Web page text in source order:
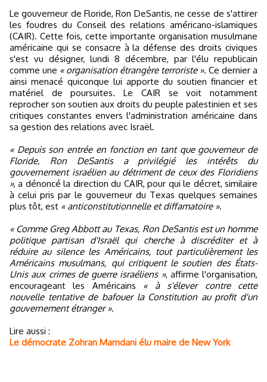
Le gouverneur de Floride, Ron DeSantis, ne cesse de s'attirer
les foudres du Conseil des relations américano-islamiques
(CAIR). Cette fois, cette importante organisation musulmane
américaine qui se consacre à la défense des droits civiques
s'est vu désigner, lundi 8 décembre, par l'élu republicain
comme une « organisation étrangère terroriste ». Ce dernier a
ainsi menacé quiconque lui apporte du soutien financier et
matériel de poursuites. Le CAIR se voit notamment
reprocher son soutien aux droits du peuple palestinien et ses
critiques constantes envers l'administration américaine dans
sa gestion des relations avec Israël.
« Depuis son entrée en fonction en tant que gouverneur de
Floride, Ron DeSantis a privilégié les intérêts du
gouvernement israélien au détriment de ceux des Floridiens
», a dénoncé la direction du CAIR, pour qui le décret, similaire
à celui pris par le gouverneur du Texas quelques semaines
plus tôt, est « anticonstitutionnelle et diffamatoire ».
« Comme Greg Abbott au Texas, Ron DeSantis est un homme
politique partisan d'Israël qui cherche à discréditer et à
réduire au silence les Américains, tout particulièrement les
Américains musulmans, qui critiquent le soutien des États-
Unis aux crimes de guerre israéliens », affirme l'organisation,
encourageant les Américains « à s'élever contre cette
nouvelle tentative de bafouer la Constitution au profit d'un
gouvernement étranger ».
Lire aussi :
Le démocrate Zohran Mamdani élu maire de New York